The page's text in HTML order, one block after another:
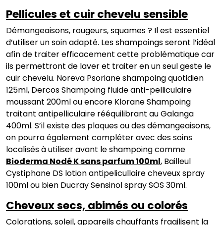
Pellicules et cuir chevelu sensible
Démangeaisons, rougeurs, squames ? Il est essentiel
d’utiliser un soin adapté. Les shampoings seront l’idéal
afin de traiter efficacement cette problématique car
ils permettront de laver et traiter en un seul geste le
cuir chevelu. Noreva Psoriane shampoing quotidien
125ml, Dercos Shampoing fluide anti-pelliculaire
moussant 200ml ou encore Klorane Shampoing
traitant antipelliculaire rééquilibrant au Galanga
400ml. S’il existe des plaques ou des démangeaisons,
on pourra également compléter avec des soins
localisés à utiliser avant le shampoing comme
Bioderma Nodé K sans parfum 100ml, Bailleul
Cystiphane DS lotion antipelicullaire cheveux spray
100ml ou bien Ducray Sensinol spray SOS 30ml.
Cheveux secs, abimés ou colorés
Colorations, soleil, appareils chauffants fragilisent la